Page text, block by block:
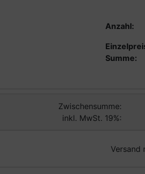
Anzahl:
Summe:
Zwischensumme:
inkl. MwSt. 19%:
Versand